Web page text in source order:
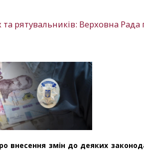
рятувальників: Верховна
внесення змін до деяких